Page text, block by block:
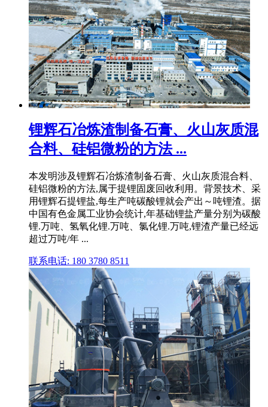
锂辉石冶炼渣制备石膏、火山灰质混
合料、硅铝微粉的方法 ...
本发明涉及锂辉石冶炼渣制备石膏、火山灰质混合料、
硅铝微粉的方法,属于提锂固废回收利用。背景技术、采
用锂辉石提锂盐,每生产吨碳酸锂就会产出～吨锂渣。据
中国有色金属工业协会统计,年基础锂盐产量分别为碳酸
锂.万吨、氢氧化锂.万吨、氯化锂.万吨,锂渣产量已经远
超过万吨/年 ...
联系电话: 180 3780 8511